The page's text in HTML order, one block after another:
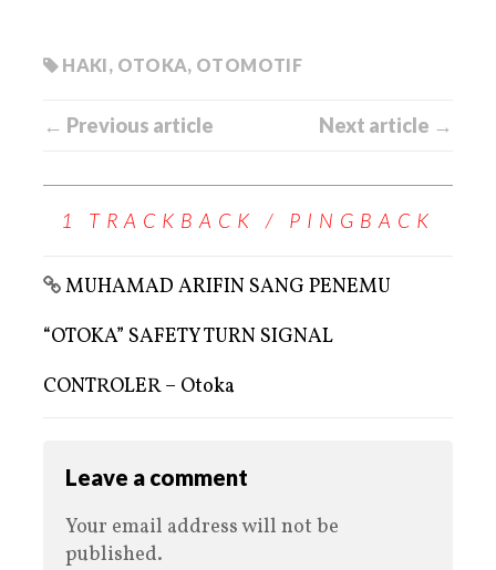
HAKI, OTOKA, OTOMOTIF
← Previous article Next article →
1 TRACKBACK / PINGBACK
MUHAMAD ARIFIN SANG PENEMU
“OTOKA” SAFETY TURN SIGNAL
CONTROLER – Otoka
Leave a comment
Your email address will not be
published.